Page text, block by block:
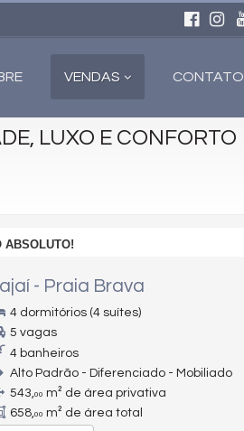
VENDAS CONTATO
LUXO E CONFORTO
ABSOLUTO!
- Praia Brava
4 dormitórios (4 suítes)
5 vagas
4 banheiros
Alto Padrão - Diferenciado - Mobiliado
543,00 m² de área privativa
658,00 m² de área total